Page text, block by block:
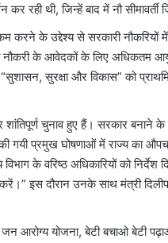
रही थी, जिन्हें बाद में नौ
करने के उद्देश्य से सरकारी
नौकरी के आवेदकों के लिए अधिकतम
सुरक्षा और विकास” को
शांतिपूर्ण चुनाव हुए हैं। सरकार
गयी प्रमुख घोषणाओं में राज्य का
के वरिष्ठ अधिकारियों को
इस दौरान उनके साथ मंत्री
जन आरोग्य योजना, बेटी बचाओ बेटी